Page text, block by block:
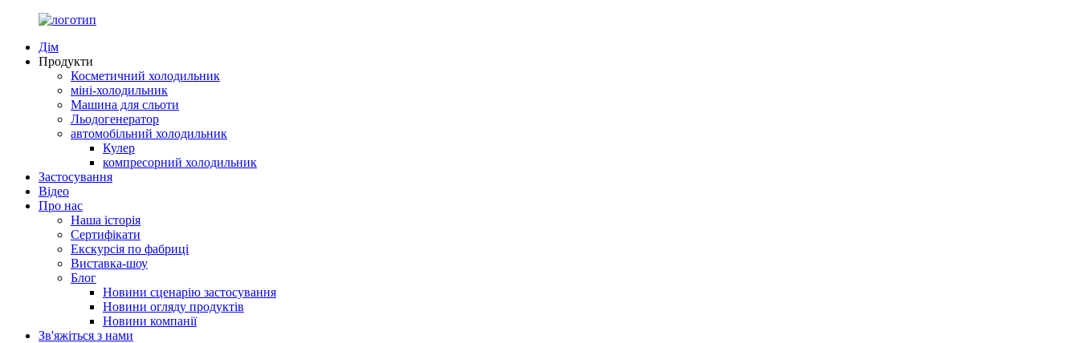
Дім
Продукти
Косметичний холодильник
міні-холодильник
Машина для сльоти
Льодогенератор
автомобільний холодильник
Кулер
компресорний холодильник
Застосування
Відео
Про нас
Наша історія
Сертифікати
Екскурсія по фабриці
Виставка-шоу
Блог
Новини сценарію застосування
Новини огляду продуктів
Новини компанії
Зв'яжіться з нами